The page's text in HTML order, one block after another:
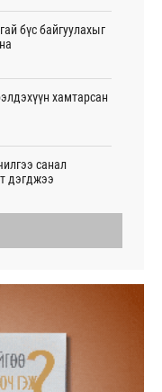
бүс байгуулахыг
хамтарсан
санал
дэгджээ